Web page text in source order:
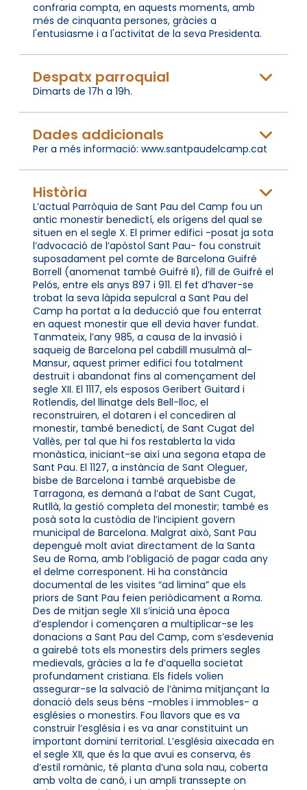
confraria compta, en aquests moments, amb
més de cinquanta persones, gràcies a
l'entusiasme i a l'activitat de la seva Presidenta.
Despatx parroquial
Dimarts de 17h a 19h.
Dades addicionals
Per a més informació: www.santpaudelcamp.cat
Història
L’actual Parròquia de Sant Pau del Camp fou un
antic monestir benedictí, els orígens del qual se
situen en el segle X. El primer edifici -posat ja sota
l’advocació de l’apòstol Sant Pau- fou construït
suposadament pel comte de Barcelona Guifré
Borrell (anomenat també Guifré II), fill de Guifré el
Pelós, entre els anys 897 i 911. El fet d’haver-se
trobat la seva làpida sepulcral a Sant Pau del
Camp ha portat a la deducció que fou enterrat
en aquest monestir que ell devia haver fundat.
Tanmateix, l’any 985, a causa de la invasió i
saqueig de Barcelona pel cabdill musulmà al-
Mansur, aquest primer edifici fou totalment
destruït i abandonat fins al començament del
segle XII. El 1117, els esposos Geribert Guitard i
Rotlendis, del llinatge dels Bell-lloc, el
reconstruiren, el dotaren i el concediren al
monestir, també benedictí, de Sant Cugat del
Vallès, per tal que hi fos restablerta la vida
monàstica, iniciant-se així una segona etapa de
Sant Pau. El 1127, a instància de Sant Oleguer,
bisbe de Barcelona i també arquebisbe de
Tarragona, es demanà a l’abat de Sant Cugat,
Rutllà, la gestió completa del monestir; també es
posà sota la custòdia de l’incipient govern
municipal de Barcelona. Malgrat això, Sant Pau
depengué molt aviat directament de la Santa
Seu de Roma, amb l’obligació de pagar cada any
el delme corresponent. Hi ha constància
documental de les visites “ad limina” que els
priors de Sant Pau feien periòdicament a Roma.
Des de mitjan segle XII s’inicià una època
d’esplendor i començaren a multiplicar-se les
donacions a Sant Pau del Camp, com s’esdevenia
a gairebé tots els monestirs dels primers segles
medievals, gràcies a la fe d’aquella societat
profundament cristiana. Els fidels volien
assegurar-se la salvació de l’ànima mitjançant la
donació dels seus béns -mobles i immobles- a
esglésies o monestirs. Fou llavors que es va
construir l’església i es va anar constituint un
important domini territorial. L’església aixecada en
el segle XII, que és la que avui es conserva, és
d’estil romànic, té planta d’una sola nau, coberta
amb volta de canó, i un ampli transsepte on